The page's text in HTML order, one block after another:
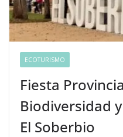
ECOTURISMO
Fiesta
Biodiversidad
El Soberbio